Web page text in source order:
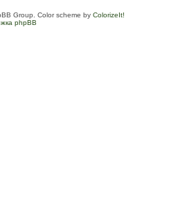
Group. Color scheme by ColorizeIt!
phpBB